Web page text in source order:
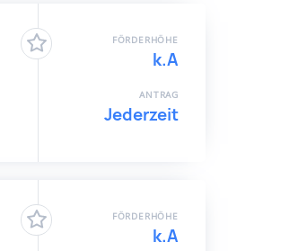
FÖRDERHÖHE
k.A
ANTRAG
Jederzeit
FÖRDERHÖHE
k.A